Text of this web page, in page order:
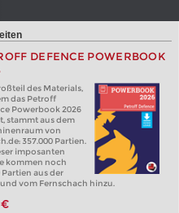
DEFENCE POWERBOOK
des Materials,
das Petroff
Powerbook 2026
stammt aus dem
von
357.000 Partien.
imposanten
kommen noch
Partien aus der
vom Fernschach hinzu.